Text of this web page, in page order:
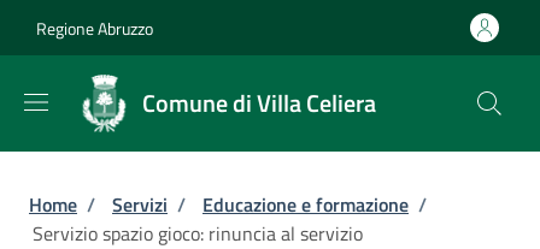
Regione Abruzzo
Comune di Villa Celiera
Briciole di pane
Home / Servizi / Educazione e formazione /
Servizio spazio gioco: rinuncia al servizio